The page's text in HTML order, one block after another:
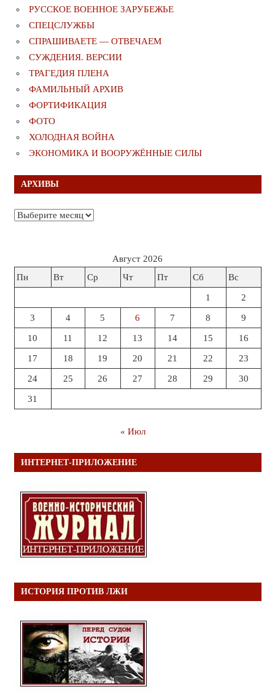
РУССКОЕ ВОЕННОЕ ЗАРУБЕЖЬЕ
СПЕЦСЛУЖБЫ
СПРАШИВАЕТЕ — ОТВЕЧАЕМ
СУЖДЕНИЯ. ВЕРСИИ
ТРАГЕДИЯ ПЛЕНА
ФАМИЛЬНЫЙ АРХИВ
ФОРТИФИКАЦИЯ
ФОТО
ХОЛОДНАЯ ВОЙНА
ЭКОНОМИКА И ВООРУЖЁННЫЕ СИЛЫ
АРХИВЫ
Архивы
Август 2026
Пн
Вт Ср Чт Пт Сб Вс
1 2
3 4 5 6 7 8 9
10 11 12 13 14 15 16
17 18 19 20 21 22 23
24 25 26 27 28 29 30
31
« Июл
ИНТЕРНЕТ-ПРИЛОЖЕНИЕ
ИСТОРИЯ ПРОТИВ ЛЖИ